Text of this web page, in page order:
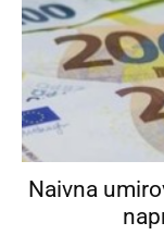
Naivna